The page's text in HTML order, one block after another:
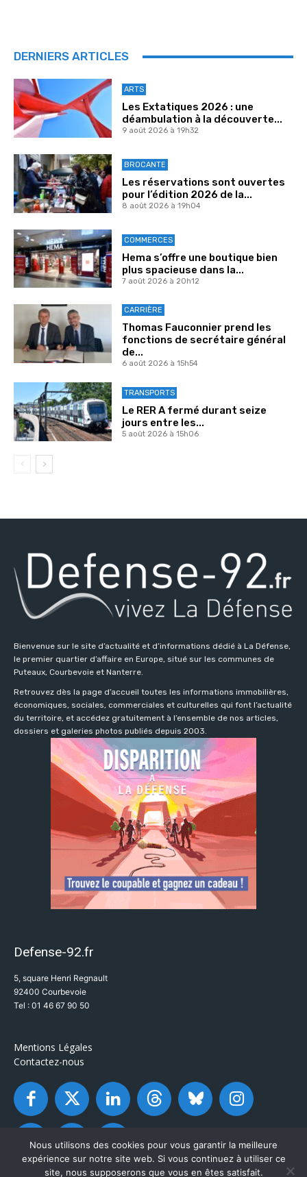
DERNIERS ARTICLES
ARTS
Les Extatiques 2026 : une
déambulation à la découverte...
9 août 2026 à 19h32
BROCANTE
Les réservations sont ouvertes
pour l’édition 2026 de la...
8 août 2026 à 19h04
COMMERCES
Hema s’offre une boutique bien
plus spacieuse dans la...
7 août 2026 à 20h12
CARRIÈRE
Thomas Fauconnier prend les
fonctions de secrétaire général
de...
6 août 2026 à 15h54
TRANSPORTS
Le RER A fermé durant seize
jours entre les...
5 août 2026 à 15h06
Bienvenue sur le site d’actualité et d’informations dédié à La Défense,
le premier quartier d’affaire en Europe, situé sur les communes de
Puteaux, Courbevoie et Nanterre.
Retrouvez dès la page d’accueil toutes les informations immobilières,
économiques, sociales, commerciales et culturelles qui font l’actualité
du territoire, et accédez gratuitement à l’ensemble de nos articles,
dossiers et galeries photos publiés depuis 2003.
Defense-92.fr
5, square Henri Regnault
92400 Courbevoie
Tel : 01 46 67 90 50
Mentions Légales
Contactez-nous
Nous utilisons des cookies pour vous garantir la meilleure
expérience sur notre site web. Si vous continuez à utiliser ce
site, nous supposerons que vous en êtes satisfait.